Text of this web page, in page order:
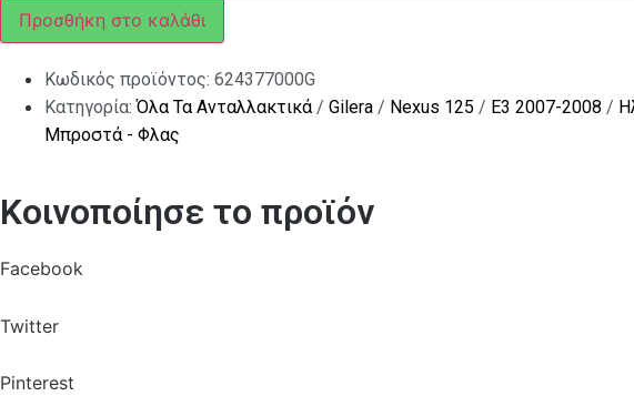
ΜΠΡΟΣ
ΔΕΞΙΑ
ποσότητα
Προσθήκη στο καλάθι
Κωδικός προϊόντος: 624377000G
Κατηγορία:Όλα Τα Ανταλλακτικά/ Gilera / Nexus 125 / E3 2007-2008 /
Μπροστά - Φλας
Κοινοποίησε το προϊόν
Facebook
Twitter
Pinterest